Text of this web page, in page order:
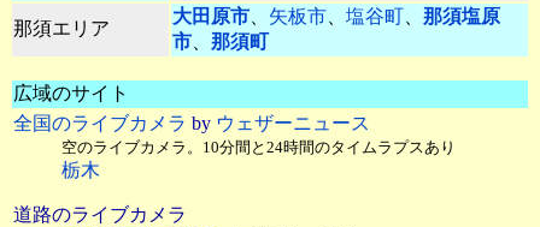
那須エリア
大田原市、 矢板市、 塩谷町、 那須塩原
市、 那須町
広域のサイト
全国のライブカメラ by ウェザーニュース
空のライブカメラ。10分間と24時間のタイムラプスあり
栃木
道路のライブカメラ